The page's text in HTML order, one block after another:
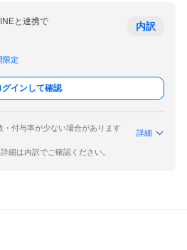
と連携で
限定
内訳
グインして確認
・付与率が少ない場合があります
詳細
細は内訳でご確認ください。